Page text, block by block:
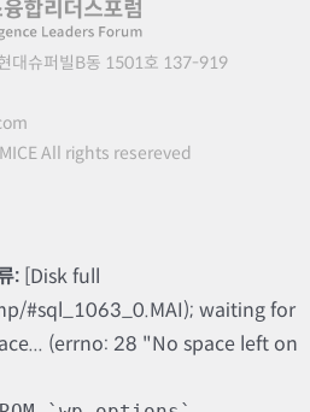
대슈퍼빌B동 1501호 137-919
All rights resereved
: [Disk full
#sql_1063_0.MAI); waiting for
(errno: 28 "No space left on